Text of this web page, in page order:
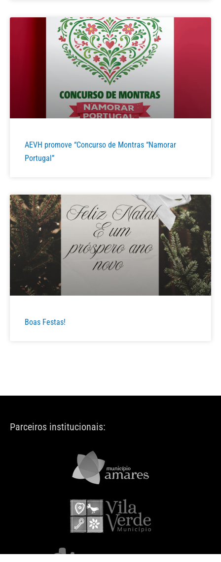
AEVH promove “Concurso de Montras “Namorar
Portugal”
Boas Festas!
Parceiros institucionais: